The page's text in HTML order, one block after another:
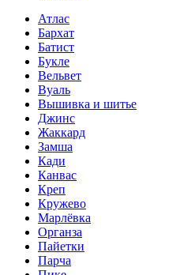
Атлас
Бархат
Батист
Букле
Вельвет
Вуаль
Вышивка и шитье
Джинс
Жаккард
Замша
Кади
Канвас
Креп
Кружево
Марлёвка
Органза
Пайетки
Парча